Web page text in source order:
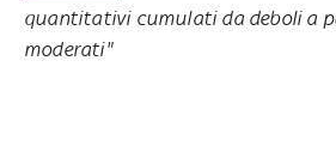
quantitativi cumulati da deboli a
moderati"